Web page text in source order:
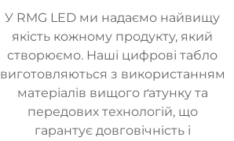
У RMG LED ми надаємо найвищу
якість кожному продукту, який
створюємо. Наші цифрові табло
виготовляються з використанням
матеріалів вищого ґатунку та
передових технологій, що
гарантує довговічність і